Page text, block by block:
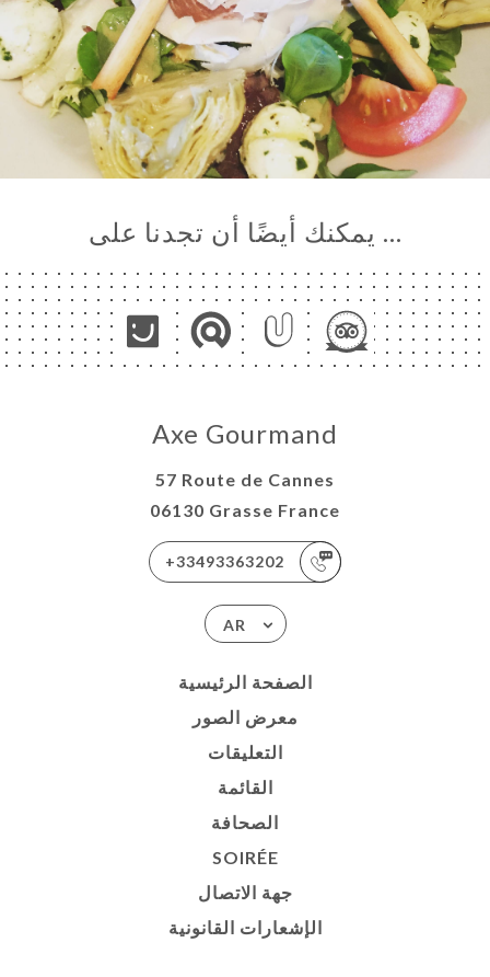
… يمكنك أيضًا أن تجدنا على
Axe Gourmand
57 Route de Cannes
06130 Grasse France
+33493363202
AR
الصفحة الرئيسية
معرض الصور
التعليقات
القائمة
الصحافة
SOIRÉE
جهة الاتصال
الإشعارات القانونية